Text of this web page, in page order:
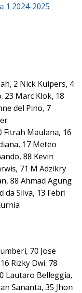
1 2024-2025
2 Nick Kuipers, 4
23 Marc Klok, 18
del Pino, 7
Fitrah Maulana, 16
17 Meteo
88 Kevin
71 M Adzikry
88 Ahmad Agung
da Silva, 13 Febri
70 Jose
Rizky Dwi. 78
Lautaro Belleggia,
Sananta, 35 Jhon